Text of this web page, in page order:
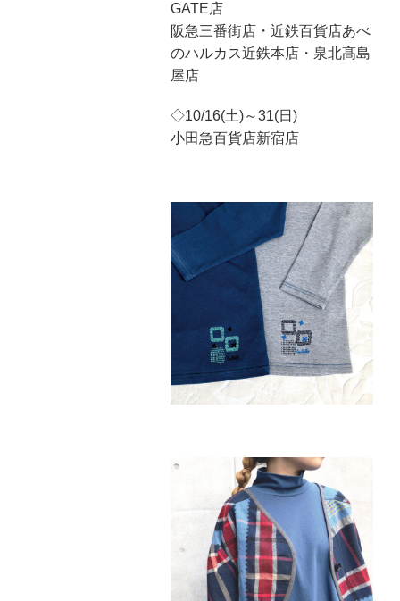
GATE店
阪急三番街店・近鉄百貨店あべ
のハルカス近鉄本店・泉北髙島
屋店
◇10/16(土)～31(日)
小田急百貨店新宿店